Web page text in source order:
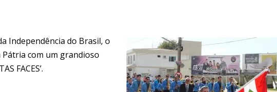
Independência do Brasil, o
com um grandioso
FACES’.